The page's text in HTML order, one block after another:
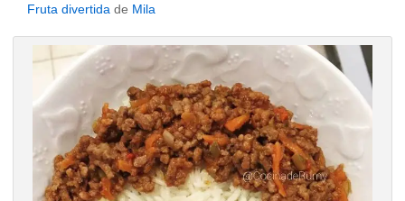
Fruta divertida de Mila